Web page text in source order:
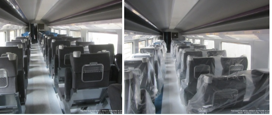
IMG 8851 IMG 8850